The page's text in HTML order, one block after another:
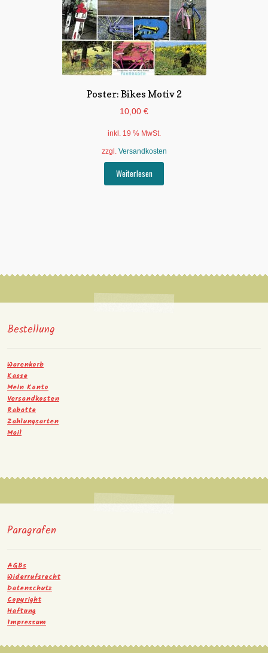
Poster: Bikes Motiv 2
10,00 €
inkl. 19 % MwSt.
zzgl. Versandkosten
Weiterlesen
Bestellung
Warenkorb
Kasse
Mein Konto
Versandkosten
Rabatte
Zahlungsarten
Mail
Paragrafen
AGBs
Widerrufsrecht
Datenschutz
Copyright
Haftung
Impressum